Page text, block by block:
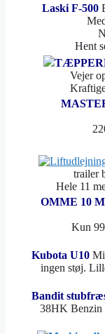
Laski F-500
Hent
Vejer
trailer
Hele 11
OMME 10
Kun
Kubota U10
ingen støj.
Bandit
38HK Benzin